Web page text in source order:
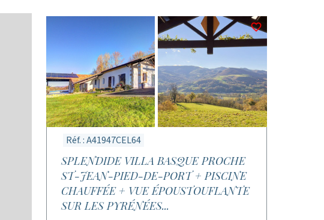
Réf. : A41947CEL64
SPLENDIDE VILLA BASQUE PROCHE
ST-JEAN-PIED-DE-PORT + PISCINE
CHAUFFÉE + VUE ÉPOUSTOUFLANTE
SUR LES PYRÉNÉES...